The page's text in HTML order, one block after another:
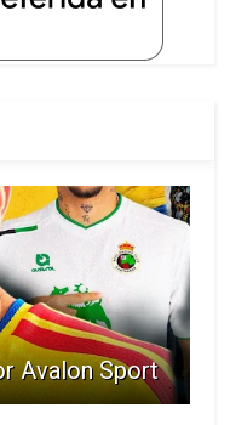
Avalon Sport